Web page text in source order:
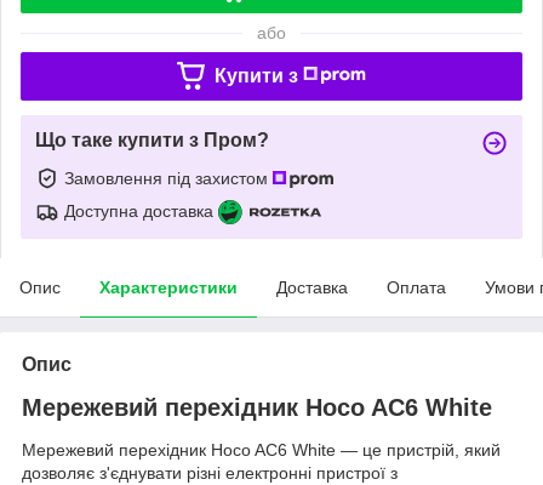
або
Купити з
Що таке купити з Пром?
Замовлення під захистом
Доступна доставка
Опис Характеристики Доставка Оплата Умови
Опис
Мережевий перехідник Hoco AC6 White
Мережевий перехідник Hoco AC6 White — це пристрій, який
дозволяє з'єднувати різні електронні пристрої з